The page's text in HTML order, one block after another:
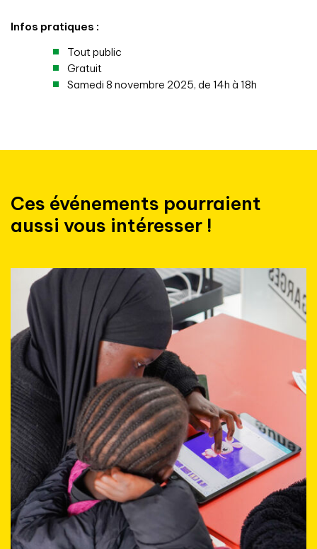
Infos pratiques :
Tout public
Gratuit
Samedi 8 novembre 2025, de 14h à 18h
Ces événements pourraient
aussi vous intéresser !